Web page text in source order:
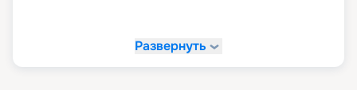
На сайте «Круиз.онлайн» рекомендуем купить
свой круиз мечты. У нас вы можете в
Развернуть